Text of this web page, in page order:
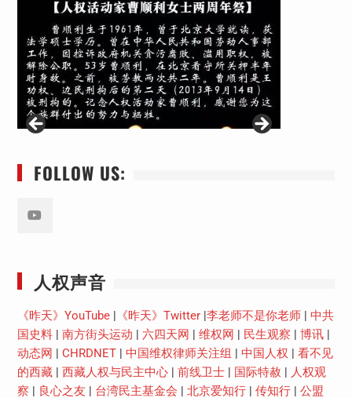
FOLLOW US:
人权声音
《昨天》YouTube| 《昨天》Twitter| 李老师不是你老师| 中共
国史料| 南方街头运动 六四天网 维权网 民生观察 博讯|
动态网
CHRDNET| 中国维权律师关注组 中国人权
看不见
的西藏| 西藏人权与民主中心| 前线卫士| 国际特赦
人权观
察
良心之友 台湾民主基金会 北京爱知行| 传知行| 公盟